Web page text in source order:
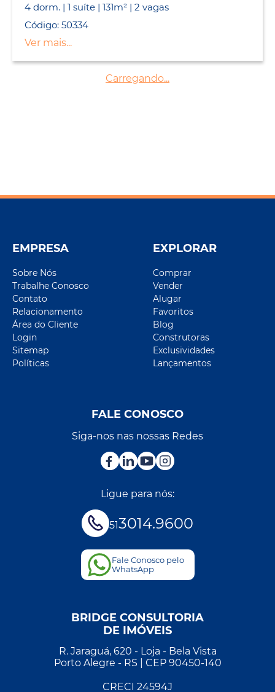
4 dorm. | 1 suíte | 131m² | 2 vagas
Código: 50334
Ver mais...
Carregando...
EMPRESA
Sobre Nós
Trabalhe Conosco
Contato
Relacionamento
Área do Cliente
Login
Sitemap
Políticas
EXPLORAR
Comprar
Vender
Alugar
Favoritos
Blog
Construtoras
Exclusividades
Lançamentos
FALE CONOSCO
Siga-nos nas nossas Redes
Ligue para nós:
513014.9600
Fale Conosco pelo
WhatsApp
BRIDGE CONSULTORIA
DE IMÓVEIS
R. Jaraguá, 620 - Loja - Bela Vista
Porto Alegre - RS | CEP 90450-140
CRECI 24594J